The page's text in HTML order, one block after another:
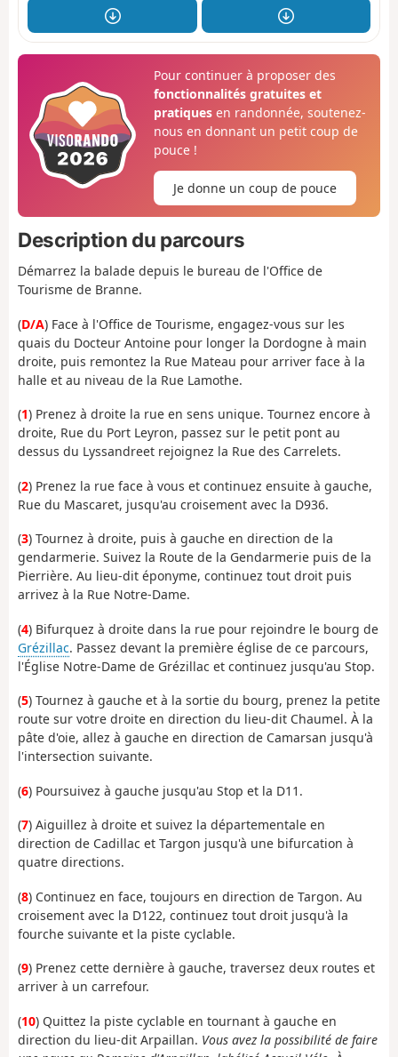
Pour continuer à proposer des
fonctionnalités gratuites et
pratiquesen randonnée, soutenez-
nous en donnant un petit coup de
pouce !
Je donne un coup de pouce
Description du parcours
Démarrez la balade depuis le bureau de l'Office de
Tourisme de Branne.
(D/A) Face à l'Office de Tourisme, engagez-vous sur les
quais du Docteur Antoine pour longer la Dordogne à main
droite, puis remontez la Rue Mateau pour arriver face à la
halle et au niveau de la Rue Lamothe.
(1) Prenez à droite la rue en sens unique. Tournez encore à
droite, Rue du Port Leyron, passez sur le petit pont au
dessus du Lyssandreet rejoignez la Rue des Carrelets.
(2) Prenez la rue face à vous et continuez ensuite à gauche,
Rue du Mascaret, jusqu'au croisement avec la D936.
(3) Tournez à droite, puis à gauche en direction de la
gendarmerie. Suivez la Route de la Gendarmerie puis de la
Pierrière. Au lieu-dit éponyme, continuez tout droit puis
arrivez à la Rue Notre-Dame.
(4) Bifurquez à droite dans la rue pour rejoindre le bourg de
Grézillac. Passez devant la première église de ce parcours,
l'Église Notre-Dame de Grézillac et continuez jusqu'au Stop.
(5) Tournez à gauche et à la sortie du bourg, prenez la petite
route sur votre droite en direction du lieu-dit Chaumel. À la
pâte d'oie, allez à gauche en direction de Camarsan jusqu'à
l'intersection suivante.
(6) Poursuivez à gauche jusqu'au Stop et la D11.
(7) Aiguillez à droite et suivez la départementale en
direction de Cadillac et Targon jusqu'à une bifurcation à
quatre directions.
(8) Continuez en face, toujours en direction de Targon. Au
croisement avec la D122, continuez tout droit jusqu'à la
fourche suivante et la piste cyclable.
(9) Prenez cette dernière à gauche, traversez deux routes et
arriver à un carrefour.
(10) Quittez la piste cyclable en tournant à gauche en
direction du lieu-dit Arpaillan. Vous avez la possibilité de faire